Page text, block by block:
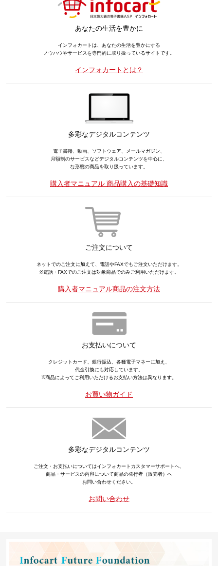
あなたの生活を豊かに
インフォカートは、あなたの生活を豊かにする
ノウハウやサービスを専門的に取り扱っているサイトです。
インフォカートとは？
多彩なデジタルコンテンツ
電子書籍、動画、ソフトウェア、メールマガジン、
月額制のサービスなどデジタルコンテンツを中心に、
な形態の商品を取り扱っています。
購入者マニュアル 商品購入の基礎知識
ご注文について
ネットでのご注文に加えて、電話やFAXでもご注文いただけます。
※電話・FAXでのご注文は対象商品でのみご利用いただけます。
購入者マニュアル商品の注文方法
お支払いについて
クレジットカード、銀行振込、各種電子マネーに加え、
代金引換にも対応しています。
※商品によってご利用いただけるお支払い方法は異なります。
お買い物ガイド
多彩なデジタルコンテンツ
ご注文・お支払いについてはインフォカートカスタマーサポートへ、
商品・サービスの内容について商品の発行者（販売者）へ
お問い合わせください。
お問い合わせ